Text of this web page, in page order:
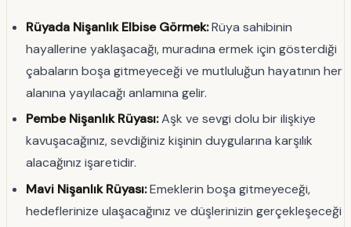
Rüyada Nişanlık Elbise Görmek:Rüya sahibinin
hayallerine yaklaşacağı, muradına ermek için gösterdiği
çabaların boşa gitmeyeceği ve mutluluğun hayatının her
alanına yayılacağı anlamına gelir.
Pembe Nişanlık Rüyası:Aşk ve sevgi dolu bir ilişkiye
kavuşacağınız, sevdiğiniz kişinin duygularına karşılık
alacağınız işaretidir.
Mavi Nişanlık Rüyası:Emeklerin boşa gitmeyeceği,
hedeflerinize ulaşacağınız ve düşlerinizin gerçekleşeceği